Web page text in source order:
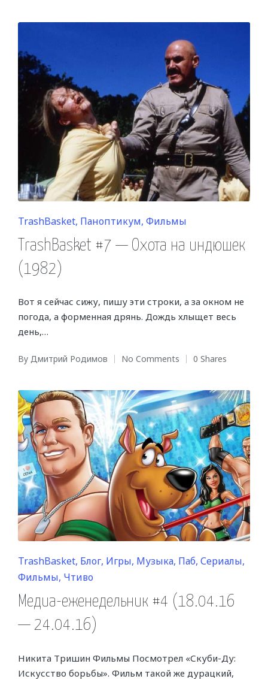
Posted
in
TrashBasket Паноптикум Фильмы
TrashBasket #7 — Охота на индюшек
(1982)
Вот я сейчас сижу, пишу эти строки, а за окном не
погода, а форменная дрянь. Дождь хлыщет весь
день,…
Posted
By Дмитрий Родимов No Comments 0 Shares
Posted
in
TrashBasket Блог Игры Музыка Паб Сериалы
Фильмы Чтиво
Медиа-еженедельник #4 (18.04.16
— 24.04.16)
Никита Тришин Фильмы Посмотрел «Скуби-Ду:
Искусство борьбы». Фильм такой же дурацкий,